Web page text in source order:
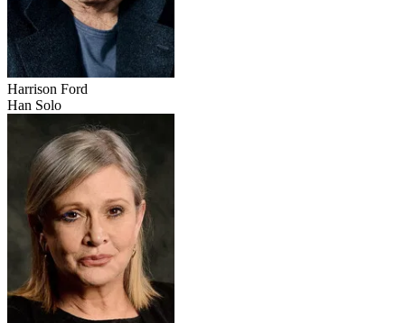
Harrison Ford
Han Solo